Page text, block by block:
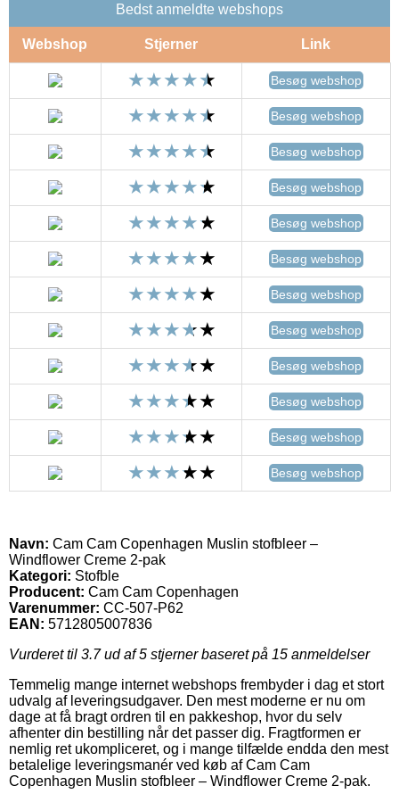
Bedst anmeldte webshops
Webshop Stjerner Link
Besøg webshop
Besøg webshop
Besøg webshop
Besøg webshop
Besøg webshop
Besøg webshop
Besøg webshop
Besøg webshop
Besøg webshop
Besøg webshop
Besøg webshop
Besøg webshop
Navn: Cam Cam Copenhagen Muslin stofbleer –
Windflower Creme 2-pak
Kategori: Stofble
Producent: Cam Cam Copenhagen
Varenummer: CC-507-P62
EAN: 5712805007836
Vurderet til 3.7ud af 5 stjerner baseret på 15 anmeldelser
Temmelig mange internet webshops frembyder i dag et stort
udvalg af leveringsudgaver. Den mest moderne er nu om
dage at få bragt ordren til en pakkeshop, hvor du selv
afhenter din bestilling når det passer dig. Fragtformen er
nemlig ret ukompliceret, og i mange tilfælde endda den mest
betalelige leveringsmanér ved køb af Cam Cam
Copenhagen Muslin stofbleer – Windflower Creme 2-pak.